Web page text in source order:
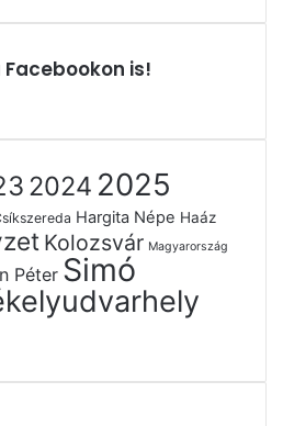
is!
2024 2025
Hargita Népe Haáz
Kolozsvár Magyarország
Péter Simó